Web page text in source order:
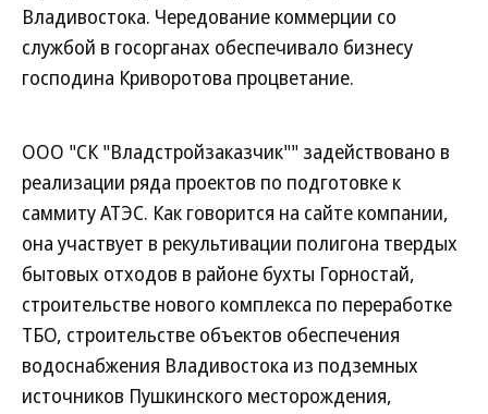
Владивостока. Чередование коммерции со
службой в госорганах обеспечивало бизнесу
господина Криворотова процветание.
ООО "СК "Владстройзаказчик"" задействовано в
реализации ряда проектов по подготовке к
саммиту АТЭС. Как говорится на сайте компании,
она участвует в рекультивации полигона твердых
бытовых отходов в районе бухты Горностай,
строительстве нового комплекса по переработке
ТБО, строительстве объектов обеспечения
водоснабжения Владивостока из подземных
источников Пушкинского месторождения,